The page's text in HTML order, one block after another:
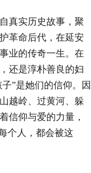
真实历史故事，聚
革命后代，在延安
业的传奇一生。在
还是淳朴善良的妇
”是她们的信仰。因
越岭、过黄河、躲
信仰与爱的力量，
个人，都会被这